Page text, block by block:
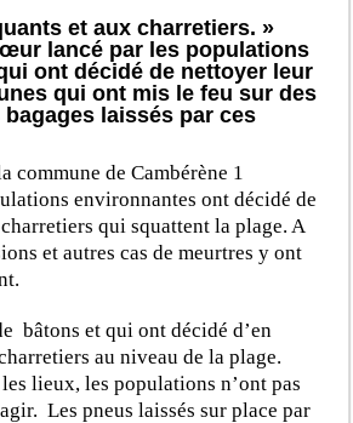
et aux charretiers. »
lancé par les populations
ont décidé de nettoyer leur
qui ont mis le feu sur des
laissés par ces
commune de Cambérène 1
environnantes ont décidé de
qui squattent la plage. A
et autres cas de meurtres y ont
bâtons et qui ont décidé d’en
au niveau de la plage.
lieux, les populations n’ont pas
Les pneus laissés sur place par